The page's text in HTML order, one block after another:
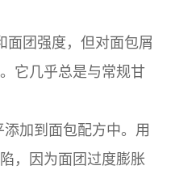
面团强度，但对面包屑
它几乎总是与常规甘
加到面包配方中。用
，因为面团过度膨胀